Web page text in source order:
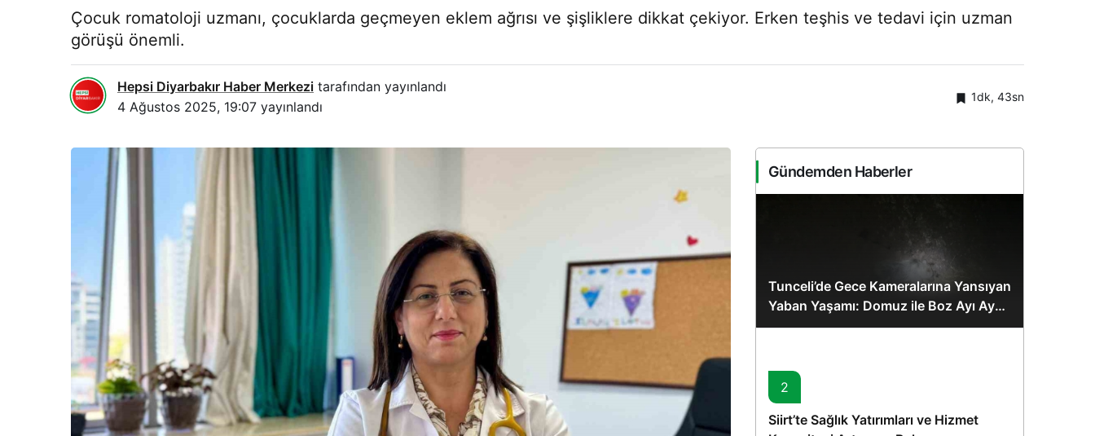
Çocuk romatoloji uzmanı, çocuklarda geçmeyen eklem ağrısı ve şişliklere dikkat çekiyor. Erken teşhis ve tedavi için uzman
görüşü önemli.
Hepsi Diyarbakır Haber Merkezi tarafından yayınlandı
4 Ağustos 2025, 19:07 yayınlandı
1dk, 43sn
Gündemden Haberler
Tunceli’de Gece Kameralarına Yansıyan
Yaban Yaşamı: Domuz ile Boz Ayı Aynı
Karede
2
Siirt’te Sağlık Yatırımları ve Hizmet